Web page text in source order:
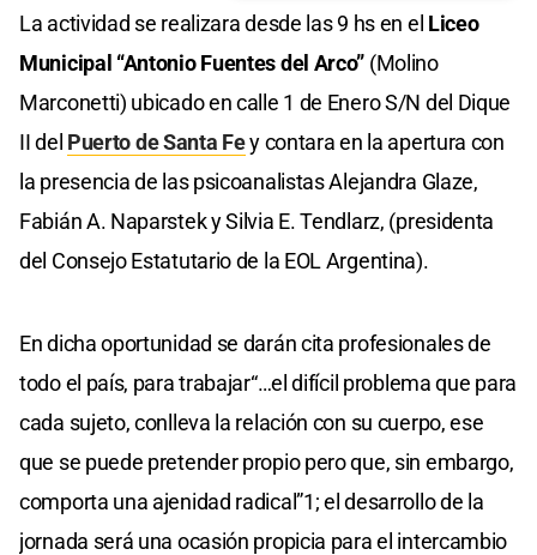
La actividad se realizara desde las 9 hs en el Liceo
Municipal “Antonio Fuentes del Arco” (Molino
Marconetti) ubicado en calle 1 de Enero S/N del Dique
II del Puerto de Santa Fey contara en la apertura con
la presencia de las psicoanalistas Alejandra Glaze,
Fabián A. Naparstek y Silvia E. Tendlarz, (presidenta
del Consejo Estatutario de la EOL Argentina).
En dicha oportunidad se darán cita profesionales de
todo el país, para trabajar“…el difícil problema que para
cada sujeto, conlleva la relación con su cuerpo, ese
que se puede pretender propio pero que, sin embargo,
comporta una ajenidad radical”1; el desarrollo de la
jornada será una ocasión propicia para el intercambio